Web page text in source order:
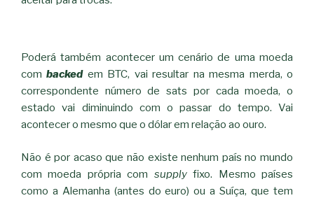
Poderá também acontecer um cenário de uma moeda
combacked em BTC, vai resultar na mesma merda, o
correspondente número de sats por cada moeda, o
estado vai diminuindo com o passar do tempo. Vai
acontecer o mesmo que o dólar em relação ao ouro.
Não é por acaso que não existe nenhum país no mundo
com moeda própria com supplyfixo. Mesmo países
como a Alemanha (antes do euro) ou a Suíça, que tem